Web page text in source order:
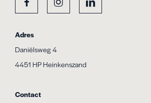
Adres
Daniëlsweg 4
4451 HP Heinkenszand
Contact